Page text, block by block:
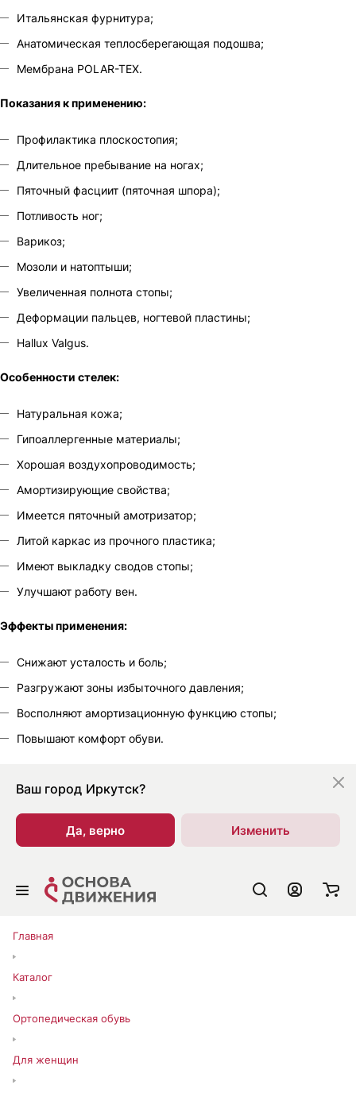
Итальянская фурнитура;
Анатомическая теплосберегающая подошва;
Мембрана POLAR-TEX.
Показания к применению:
Профилактика плоскостопия;
Длительное пребывание на ногах;
Пяточный фасциит (пяточная шпора);
Потливость ног;
Варикоз;
Мозоли и натоптыши;
Увеличенная полнота стопы;
Деформации пальцев, ногтевой пластины;
Hallux Valgus.
Особенности стелек:
Натуральная кожа;
Гипоаллергенные материалы;
Хорошая воздухопроводимость;
Амортизирующие свойства;
Имеется пяточный амотризатор;
Литой каркас из прочного пластика;
Имеют выкладку сводов стопы;
Улучшают работу вен.
Эффекты применения:
Снижают усталость и боль;
Разгружают зоны избыточного давления;
Восполняют амортизационную функцию стопы;
Повышают комфорт обуви.
Ваш город Иркутск?
Да, верно Изменить
Главная
Каталог
Ортопедическая обувь
Для женщин